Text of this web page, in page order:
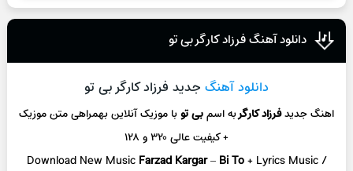
دانلود آهنگ فرزاد کارگر بی تو
دانلود آهنگ جدید فرزاد کارگر بی تو
اهنگ جدیدفرزاد کارگربه اسمبی توبا موزیک آنلاینبهمراهی متن موزیک
+ کیفیت عالی ۳۲۰ و ۱۲۸
Download New Music Farzad Kargar–Bi To+ Lyrics Music /